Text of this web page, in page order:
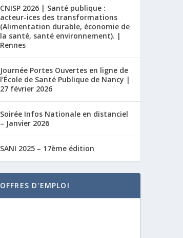
CNISP 2026 | Santé publique :
acteur-ices des transformations
(Alimentation durable, économie de
la santé, santé environnement). |
Rennes
Journée Portes Ouvertes en ligne de
l’École de Santé Publique de Nancy |
27 février 2026
Soirée Infos Nationale en distanciel
– Janvier 2026
SANI 2025 – 17ème édition
OFFRES D'EMPLOI